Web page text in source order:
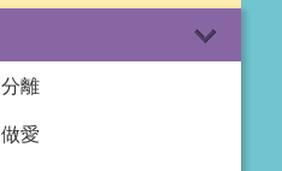
分離
做愛